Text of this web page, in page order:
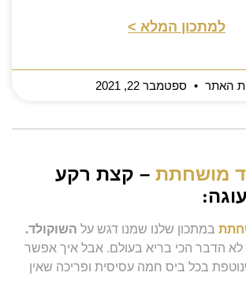
למתכון המלא >
האתר ספטמבר 22, 2021
מושחתת – קצת רקע
:
במתכון שלנו שמנו דגש על השוקולד.
לא הדבר הכי בריא בעולם. אבל איך אפשר
בכל ביס חמה עסיסית ופריכה שאין